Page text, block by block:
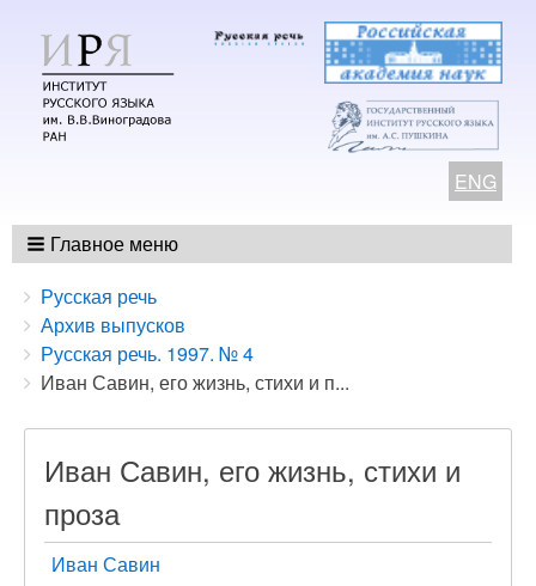
ENG
Главное меню
Breadcrumbs
You
are
here:
Русская речь
Архив выпусков
Русская речь. 1997. № 4
Иван Савин, его жизнь, стихи и п...
Иван Савин, его жизнь, стихи и
проза
Иван Савин